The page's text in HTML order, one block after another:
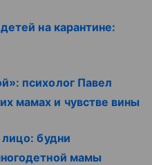
на карантине:
психолог Павел
мамах и чувстве вины
будни
мамы